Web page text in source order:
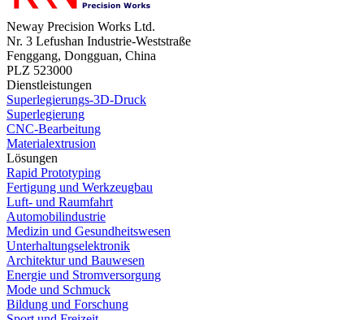
Neway Precision Works Ltd.
Nr. 3 Lefushan Industrie-Weststraße
Fenggang, Dongguan, China
PLZ 523000
Dienstleistungen
Superlegierungs-3D-Druck
Superlegierung
CNC-Bearbeitung
Materialextrusion
Lösungen
Rapid Prototyping
Fertigung und Werkzeugbau
Luft- und Raumfahrt
Automobilindustrie
Medizin und Gesundheitswesen
Unterhaltungselektronik
Architektur und Bauwesen
Energie und Stromversorgung
Mode und Schmuck
Bildung und Forschung